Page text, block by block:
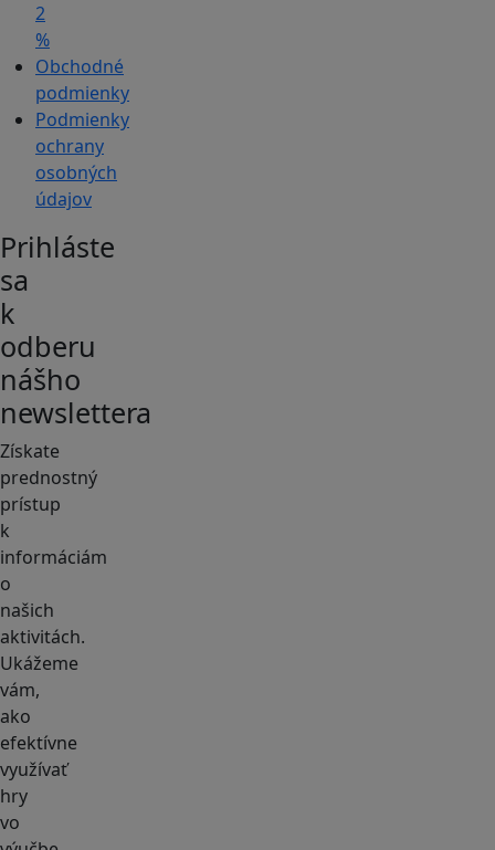
2
%
Obchodné
podmienky
Podmienky
ochrany
osobných
údajov
Prihláste
sa
k
odberu
nášho
newslettera
Získate
prednostný
prístup
k
informáciám
o
našich
aktivitách.
Ukážeme
vám,
ako
efektívne
využívať
hry
vo